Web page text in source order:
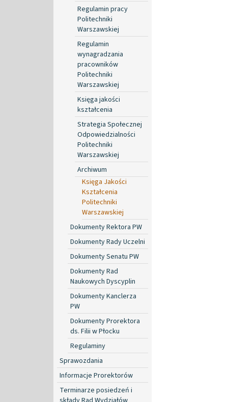
Regulamin pracy
Politechniki
Warszawskiej
Regulamin
wynagradzania
pracowników
Politechniki
Warszawskiej
Księga jakości
kształcenia
Strategia Społecznej
Odpowiedzialności
Politechniki
Warszawskiej
Archiwum
Księga Jakości
Kształcenia
Politechniki
Warszawskiej
Dokumenty Rektora PW
Dokumenty Rady Uczelni
Dokumenty Senatu PW
Dokumenty Rad
Naukowych Dyscyplin
Dokumenty Kanclerza
PW
Dokumenty Prorektora
ds. Filii w Płocku
Regulaminy
Sprawozdania
Informacje Prorektorów
Terminarze posiedzeń i